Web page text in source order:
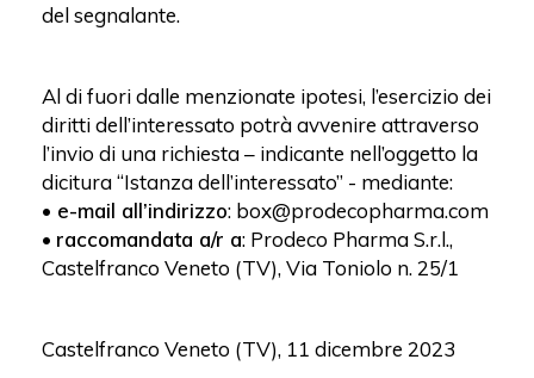
del segnalante.
Al di fuori dalle menzionate ipotesi, l’esercizio dei
diritti dell’interessato potrà avvenire attraverso
l’invio di una richiesta – indicante nell’oggetto la
dicitura “Istanza dell’interessato” - mediante:
• e-mail all’indirizzo: box@prodecopharma.com
• raccomandata a/r a: Prodeco Pharma S.r.l.,
Castelfranco Veneto (TV), Via Toniolo n. 25/1
Castelfranco Veneto (TV), 11 dicembre 2023